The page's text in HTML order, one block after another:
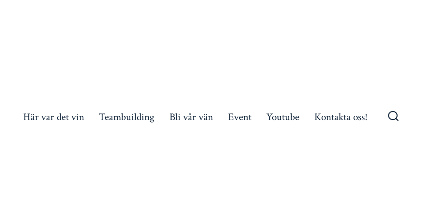
Här var det vin Teambuilding Bli vår vän Event Youtube Kontakta oss!